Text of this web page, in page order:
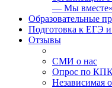
— Мы вместе»
Образовательные
Подготовка к ЕГЭ
Отзывы
СМИ о нас
Опрос по
Независимая